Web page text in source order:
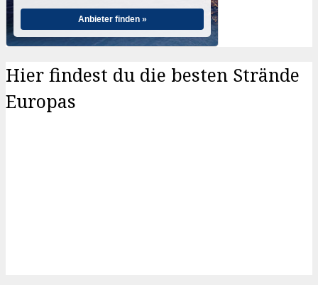
Anbieter finden »
Hier findest du die besten Strände
Europas